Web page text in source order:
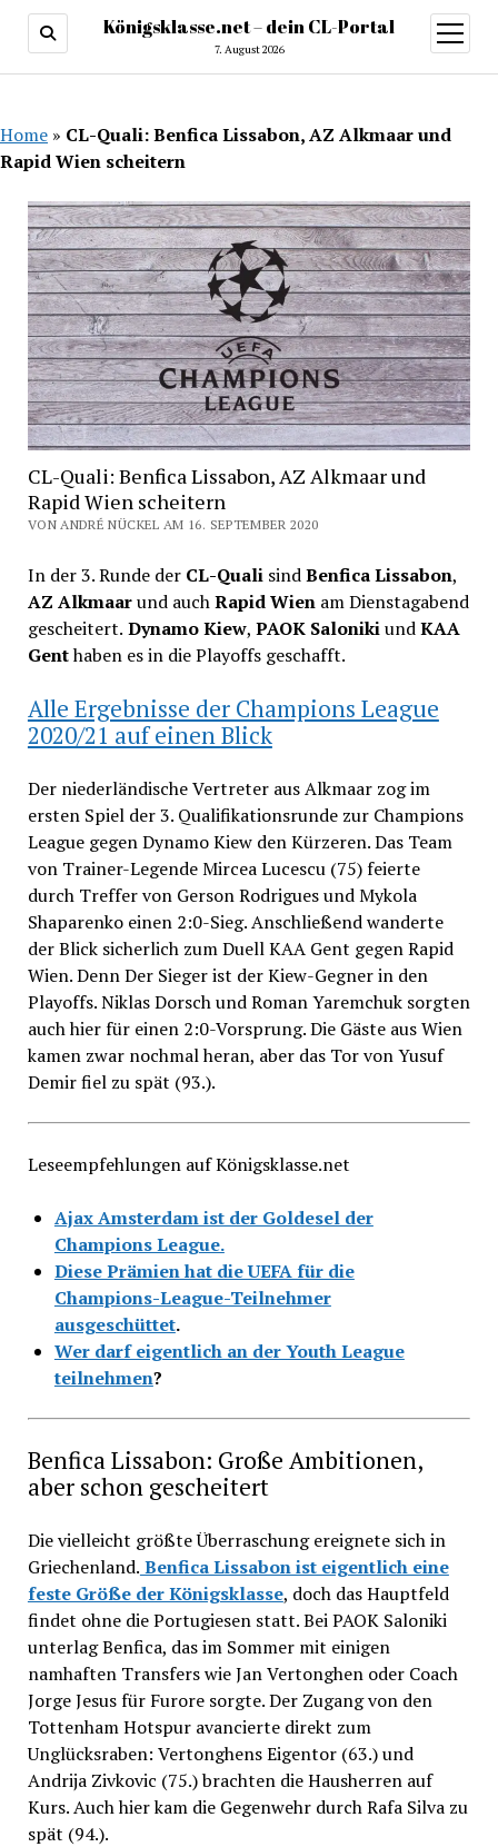
Königsklasse.net – dein CL-Portal
7. August 2026
Menü
öffnen
Home » CL-Quali: Benfica Lissabon, AZ Alkmaar und
Rapid Wien scheitern
CL-Quali: Benfica Lissabon, AZ Alkmaar und
Rapid Wien scheitern
VON ANDRÉ NÜCKEL AM 16. SEPTEMBER 2020
In der 3. Runde derCL-QualisindBenfica Lissabon,
AZ Alkmaarund auchRapid Wienam Dienstagabend
gescheitert. Dynamo Kiew, PAOK SalonikiundKAA
Genthaben es in die Playoffs geschafft.
Alle Ergebnisse der Champions League
2020/21 auf einen Blick
Der niederländische Vertreter aus Alkmaar zog im
ersten Spiel der 3. Qualifikationsrunde zur Champions
League gegen Dynamo Kiew den Kürzeren. Das Team
von Trainer-Legende Mircea Lucescu (75) feierte
durch Treffer von Gerson Rodrigues und Mykola
Shaparenko einen 2:0-Sieg. Anschließend wanderte
der Blick sicherlich zum Duell KAA Gent gegen Rapid
Wien. Denn Der Sieger ist der Kiew-Gegner in den
Playoffs. Niklas Dorsch und Roman Yaremchuk sorgten
auch hier für einen 2:0-Vorsprung. Die Gäste aus Wien
kamen zwar nochmal heran, aber das Tor von Yusuf
Demir fiel zu spät (93.).
Leseempfehlungen auf Königsklasse.net
Ajax Amsterdam ist der Goldesel der
Champions League.
Diese Prämien hat die UEFA für die
Champions-League-Teilnehmer
ausgeschüttet.
Wer darf eigentlich an der Youth League
teilnehmen?
Benfica Lissabon: Große Ambitionen,
aber schon gescheitert
Die vielleicht größte Überraschung ereignete sich in
Griechenland. Benfica Lissabon ist eigentlich eine
feste Größe der Königsklasse, doch das Hauptfeld
findet ohne die Portugiesen statt. Bei PAOK Saloniki
unterlag Benfica, das im Sommer mit einigen
namhaften Transfers wie Jan Vertonghen oder Coach
Jorge Jesus für Furore sorgte. Der Zugang von den
Tottenham Hotspur avancierte direkt zum
Unglücksraben: Vertonghens Eigentor (63.) und
Andrija Zivkovic (75.) brachten die Hausherren auf
Kurs. Auch hier kam die Gegenwehr durch Rafa Silva zu
spät (94.).